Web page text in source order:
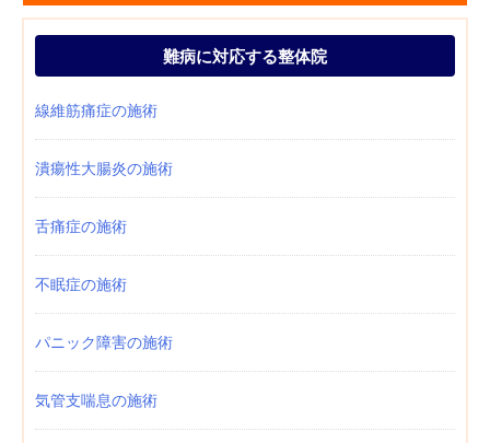
難病に対応する整体院
線維筋痛症の施術
潰瘍性大腸炎の施術
舌痛症の施術
不眠症の施術
パニック障害の施術
気管支喘息の施術